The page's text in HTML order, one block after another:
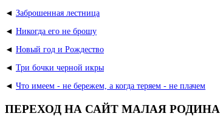
◄ Заброшенная лестница
◄ Никогда его не брошу
◄ Новый год и Рождество
◄ Три бочки черной икры
◄ Что имеем - не бережем, а когда теряем - не плачем
ПЕРЕХОД НА САЙТ МАЛАЯ РОДИНА